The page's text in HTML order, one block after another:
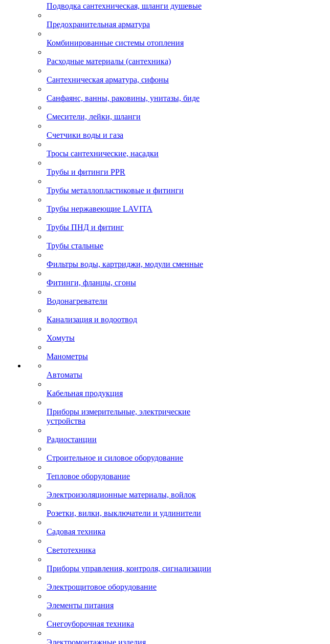
Подводка сантехническая, шланги душевые
Предохранительная арматура
Комбинированные системы отопления
Расходные материалы (сантехника)
Сантехническая арматура, сифоны
Санфаянс, ванны, раковины, унитазы, биде
Смесители, лейки, шланги
Счетчики воды и газа
Тросы сантехнические, насадки
Трубы и фитинги PPR
Трубы металлопластиковые и фитинги
Трубы нержавеющие LAVITA
Трубы ПНД и фитинг
Трубы стальные
Фильтры воды, картриджи, модули сменные
Фитинги, фланцы, сгоны
Водонагреватели
Канализация и водоотвод
Хомуты
Манометры
Автоматы
Кабельная продукция
Приборы измерительные, электрические
устройства
Радиостанции
Строительное и силовое оборудование
Тепловое оборудование
Электроизоляционные материалы, войлок
Розетки, вилки, выключатели и удлинители
Садовая техника
Светотехника
Приборы управления, контроля, сигнализации
Электрощитовое оборудование
Элементы питания
Снегоуборочная техника
Электромонтажные изделия